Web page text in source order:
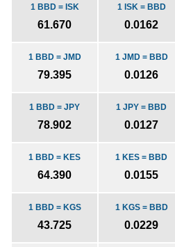
1 ISK = BBD
0.0162
1 BBD = ISK
61.670
1 JMD = BBD
0.0126
1 BBD = JMD
79.395
1 JPY = BBD
0.0127
1 BBD = JPY
78.902
1 KES = BBD
0.0155
1 BBD = KES
64.390
1 KGS = BBD
0.0229
1 BBD = KGS
43.725